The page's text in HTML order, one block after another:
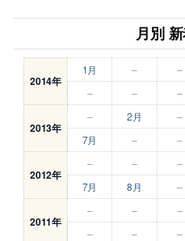
月別
2014年
1月 – –
–
– –
2013年
– 2月 –
7月
– –
2012年
– – –
7月
8月 –
2011年
– – –
–
– –